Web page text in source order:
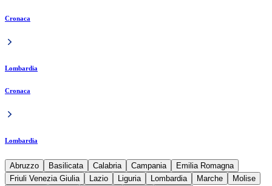
Cronaca
Lombardia
Cronaca
Lombardia
Abruzzo Basilicata Calabria Campania
Emilia Romagna
Friuli Venezia Giulia
Lazio Liguria Lombardia Marche
Molise